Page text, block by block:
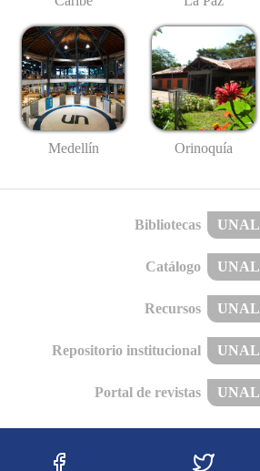
Medellín Orinoquía
Bibliotecas UNAL
Catálogo UNAL
Recursos UNAL
Repositorio institucional UNAL
Portal de revistas UNAL